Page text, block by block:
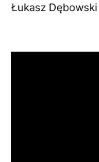
Łukasz Dębowski